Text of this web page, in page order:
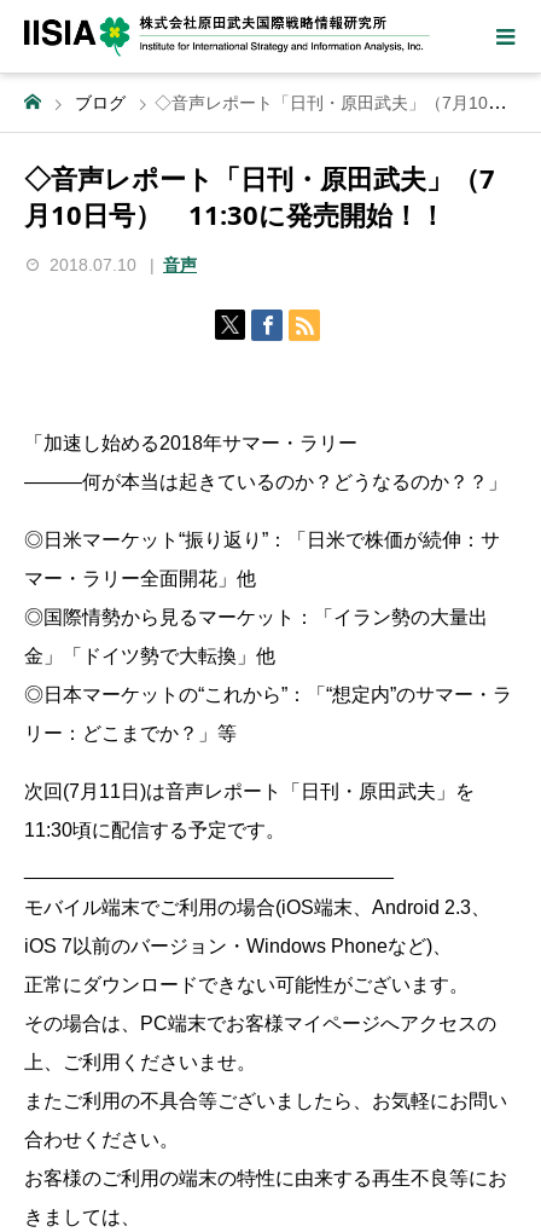
ブログ ◇音声レポート「日刊・原田武夫」（7月10日号） 11:30に発売開始！！
◇音声レポート「日刊・原田武夫」（7
月10日号） 11:30に発売開始！！
2018.07.10 音声
「加速し始める2018年サマー・ラリー
―――何が本当は起きているのか？どうなるのか？？」
◎日米マーケット“振り返り”：「日米で株価が続伸：サ
マー・ラリー全面開花」他
◎国際情勢から見るマーケット：「イラン勢の大量出
金」「ドイツ勢で大転換」他
◎日本マーケットの“これから”：「“想定内”のサマー・ラ
リー：どこまでか？」等
次回(7月11日)は音声レポート「日刊・原田武夫」を
11:30頃に配信する予定です。
モバイル端末でご利用の場合(iOS端末、Android 2.3、
iOS 7以前のバージョン・Windows Phoneなど)、
正常にダウンロードできない可能性がございます。
その場合は、PC端末でお客様マイページへアクセスの
上、ご利用くださいませ。
またご利用の不具合等ございましたら、お気軽にお問い
合わせください。
お客様のご利用の端末の特性に由来する再生不良等にお
きましては、